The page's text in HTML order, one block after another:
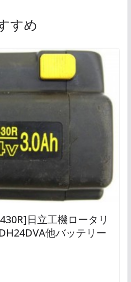
すめ
日立工機ロータリ
他バッテリー